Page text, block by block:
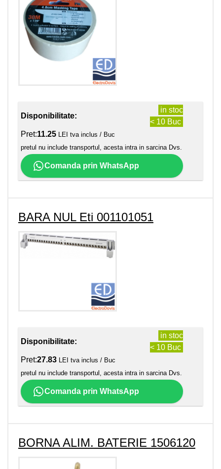
Disponibilitate:
in stoc
< 10 Buc
Pret:11.25 LEI tva inclus / Buc
pretul nu include transportul, acesta intra in sarcina Dvs.
Comanda prin WhatsApp
BARA NUL Eti 001101051
Disponibilitate:
in stoc
< 10 Buc
Pret:27.83 LEI tva inclus / Buc
pretul nu include transportul, acesta intra in sarcina Dvs.
Comanda prin WhatsApp
BORNA ALIM. BATERIE 1506120